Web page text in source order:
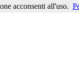
acconsenti all'uso.